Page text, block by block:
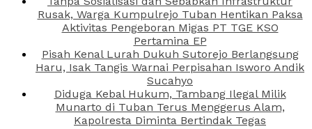
Rusak, Warga Kumpulrejo Tuban Hentikan Paksa
Aktivitas Pengeboran Migas PT TGE KSO
Pertamina EP
Pisah Kenal Lurah Dukuh Sutorejo Berlangsung
Haru, Isak Tangis Warnai Perpisahan Isworo Andik
Sucahyo
Diduga Kebal Hukum, Tambang Ilegal Milik
Munarto di Tuban Terus Menggerus Alam,
Kapolresta Diminta Bertindak Tegas